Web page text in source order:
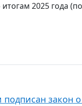
2025 года
закон